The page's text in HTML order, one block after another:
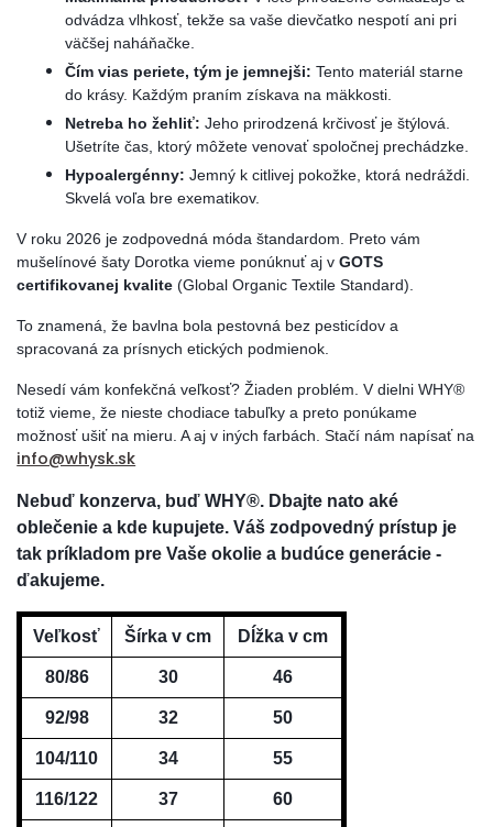
odvádza vlhkosť, tekže sa vaše dievčatko nespotí ani pri
väčšej naháňačke.
Čím vias periete, tým je jemnejši:Tento materiál starne
do krásy. Každým praním získava na mäkkosti.
Netreba ho žehliť: Jeho prirodzená krčivosť je štýlová.
Ušetríte čas, ktorý môžete venovať spoločnej prechádzke.
Hypoalergénny: Jemný k citlivej pokožke, ktorá nedráždi.
Skvelá voľa bre exematikov.
V roku 2026 je zodpovedná móda štandardom. Preto vám
mušelínové šaty Dorotka vieme ponúknuť aj vGOTS
certifikovanej kvalite (Global Organic Textile Standard).
To znamená, že bavlna bola pestovná bez pesticídov a
spracovaná za prísnych etických podmienok.
Nesedí vám konfekčná veľkosť? Žiaden problém. V dielni WHY®
totiž vieme, že nieste chodiace tabuľky a preto ponúkame
možnosť ušiť na mieru. A aj v iných farbách. Stačí nám napísať na
info@whysk.sk
Nebuď konzerva, buď WHY®. Dbajte nato aké
oblečenie a kde kupujete. Váš zodpovedný prístup je
tak príkladom pre Vaše okolie a budúce generácie -
ďakujeme.
Veľkosť Šírka v cm Dĺžka v cm
80/86 30 46
92/98 32 50
104/110 34 55
116/122 37 60